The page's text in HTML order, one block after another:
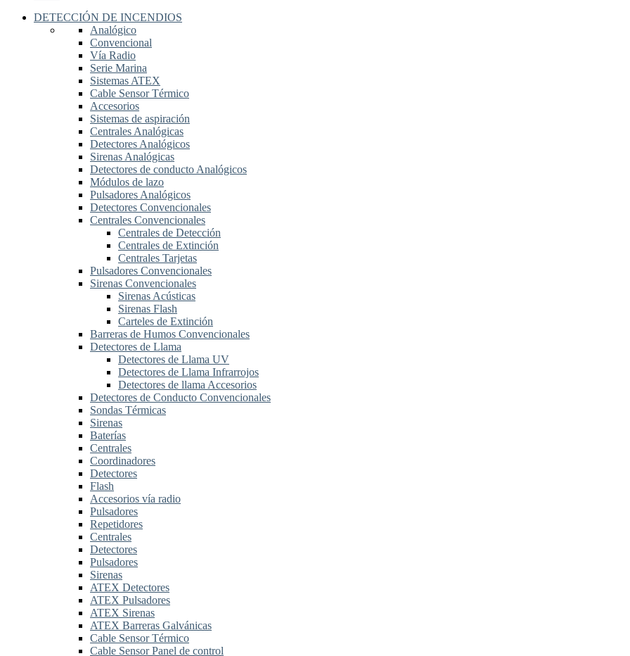
DETECCIÓN DE INCENDIOS
Analógico
Convencional
Vía Radio
Serie Marina
Sistemas ATEX
Cable Sensor Térmico
Accesorios
Sistemas de aspiración
Centrales Analógicas
Detectores Analógicos
Sirenas Analógicas
Detectores de conducto Analógicos
Módulos de lazo
Pulsadores Analógicos
Detectores Convencionales
Centrales Convencionales
Centrales de Detección
Centrales de Extinción
Centrales Tarjetas
Pulsadores Convencionales
Sirenas Convencionales
Sirenas Acústicas
Sirenas Flash
Carteles de Extinción
Barreras de Humos Convencionales
Detectores de Llama
Detectores de Llama UV
Detectores de Llama Infrarrojos
Detectores de llama Accesorios
Detectores de Conducto Convencionales
Sondas Térmicas
Sirenas
Baterías
Centrales
Coordinadores
Detectores
Flash
Accesorios vía radio
Pulsadores
Repetidores
Centrales
Detectores
Pulsadores
Sirenas
ATEX Detectores
ATEX Pulsadores
ATEX Sirenas
ATEX Barreras Galvánicas
Cable Sensor Térmico
Cable Sensor Panel de control